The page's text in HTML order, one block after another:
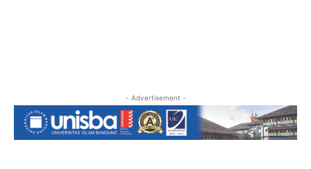
- Advertisement -